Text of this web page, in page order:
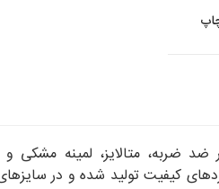
ضد ضربه، متالایز، لمینه